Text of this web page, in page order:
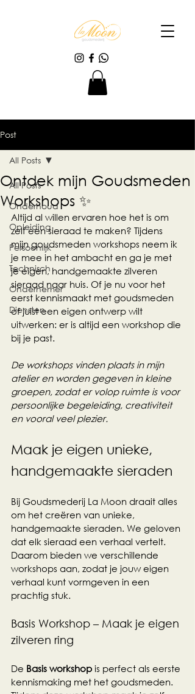
Post
All Posts
Onderhoud
Opleiding
Persoonlijk
Technisch
Ondernemer
Diensten
All Posts
Ontdek mijn Goudsmeden
Workshops ✨
Altijd al willen ervaren hoe het is om
zelf een sieraad te maken? Tijdens
mijn goudsmeden workshops neem ik
je mee in het ambacht en ga je met
je eigen, handgemaakte zilveren
sieraad naar huis. Of je nu voor het
eerst kennismaakt met goudsmeden
of juist een eigen ontwerp wilt
uitwerken: er is altijd een workshop die
bij je past.
De workshops vinden plaats in mijn
atelier en worden gegeven in kleine
groepen, zodat er volop ruimte is voor
persoonlijke begeleiding, creativiteit
en vooral veel plezier.
Maak je eigen unieke,
handgemaakte sieraden
Bij Goudsmederij La Moon draait alles
om het creëren van unieke,
handgemaakte sieraden. We geloven
dat elk sieraad een verhaal vertelt.
Daarom bieden we verschillende
workshops aan, zodat je jouw eigen
verhaal kunt vormgeven in een
prachtig stuk.
Basis Workshop – Maak je eigen
zilveren ring
De Basis workshop is perfect als eerste
kennismaking met het goudsmeden.